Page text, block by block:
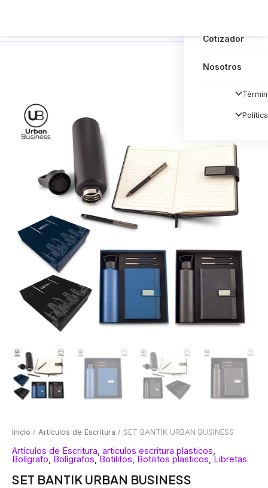
Cotizador
Nosotros
Inicio / Artículos de Escritura / SET BANTIK URBAN BUSINESS
Artículos de Escritura, articulos escritura plasticos,
Bolígrafo, Bolígrafos,Botilitos, Botilitos plasticos, Libretas
SET BANTIK URBAN BUSINESS